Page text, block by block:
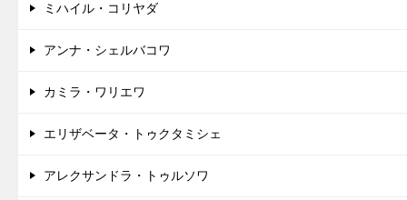
ミハイル・コリヤダ
アンナ・シェルバコワ
カミラ・ワリエワ
エリザベータ・トゥクタミシェ
アレクサンドラ・トゥルソワ